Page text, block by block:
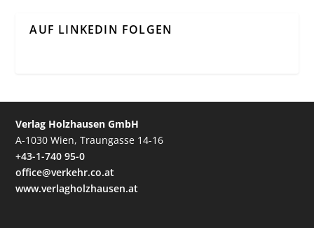
AUF LINKEDIN FOLGEN
Verlag Holzhausen GmbH
A-1030 Wien, Traungasse 14-16
+43-1-740 95-0
office@verkehr.co.at
www.verlagholzhausen.at